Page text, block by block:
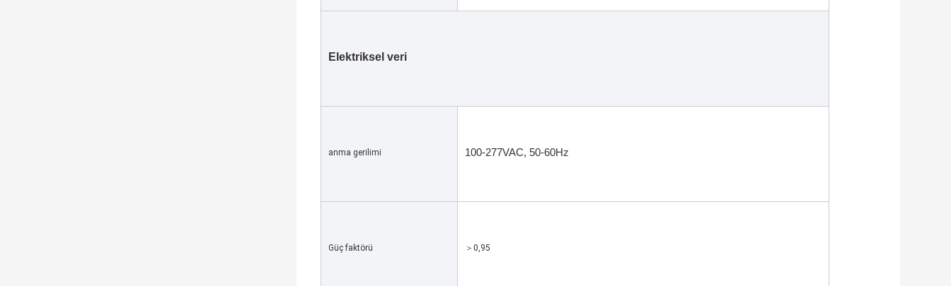
Elektriksel veri
anma gerilimi 100-277VAC, 50-60Hz
Güç faktörü ＞0,95